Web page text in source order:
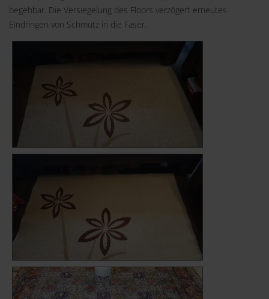
begehbar. Die Versiegelung des Floors verzögert erneutes
Eindringen von Schmutz in die Faser.
Teppich nach der Reinigung